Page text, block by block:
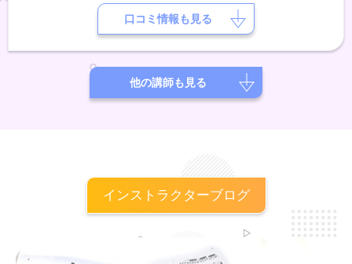
口コミ情報も見る
他の講師も見る
インストラクターブログ